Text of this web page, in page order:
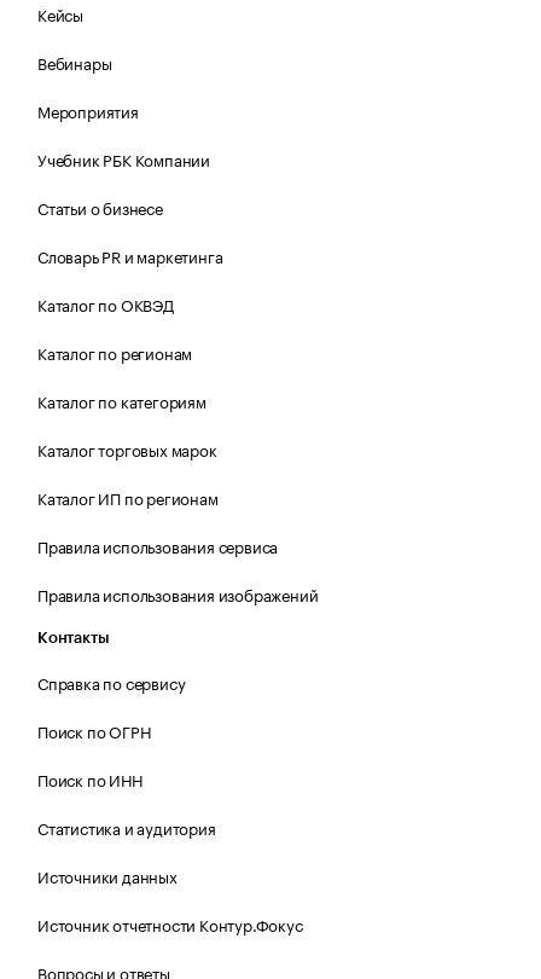
Кейсы
Вебинары
Мероприятия
Учебник РБК Компании
Статьи о бизнесе
Словарь PR и маркетинга
Каталог по ОКВЭД
Каталог по регионам
Каталог по категориям
Каталог торговых марок
Каталог ИП по регионам
Правила использования сервиса
Правила использования изображений
Контакты
Справка по сервису
Поиск по ОГРН
Поиск по ИНН
Статистика и аудитория
Источники данных
Источник отчетности Контур.Фокус
Вопросы и ответы